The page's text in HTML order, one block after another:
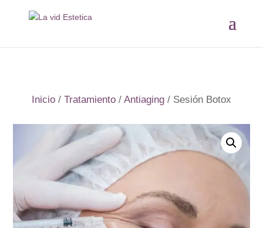
Inicio / Tratamiento / Antiaging / Sesión Botox